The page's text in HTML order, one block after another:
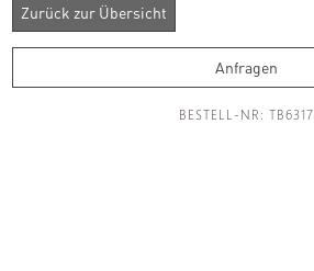
Heizkörper
Anfragen
BESTELL-NR: TB6317